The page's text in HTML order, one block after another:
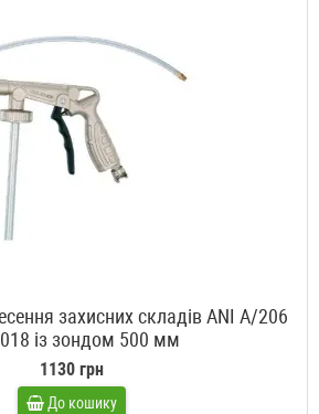
захисних складів ANI A/206
із зондом 500 мм
1130 грн
До кошику